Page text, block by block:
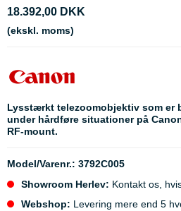
18.392,00 DKK
(ekskl. moms)
Lysstærkt telezoomobjektiv som er
under hårdføre situationer på
RF-mount.
Model/Varenr.: 3792C005
Showroom Herlev: Kontakt os,
Webshop: Levering mere end 5